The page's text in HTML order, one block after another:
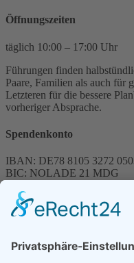
Öffnungszeiten
täglich 10:00 – 17:00 Uhr
Führungen finden
Paare, Familien als auch für
Letzteren für die bessere
vorheriger Absprache.
Spendenkonto
IBAN: DE78 8105 3272
BIC: NOLADE 21 MDG
Spenden können steuerlich
Förderung